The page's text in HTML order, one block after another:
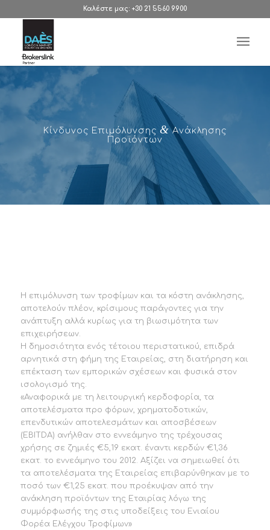
Καλέστε μας: +30 21 5560 9900
Kίνδυνος Επιμόλυνσης &Aνάκλησης
Προϊόντων
Η επιμόλυνση των τροφίμων και τα κόστη ανάκλησης,
αποτελούν πλέον, κρίσιμους παράγοντες για την
ανάπτυξη αλλά κυρίως για τη βιωσιμότητα των
επιχειρήσεων.
Η δημοσιότητα ενός τέτοιου περιστατικού, επιδρά
αρνητικά στη φήμη της Εταιρείας, στη διατήρηση και
επέκταση των εμπορικών σχέσεων και φυσικά στον
ισολογισμό της.
«Αναφορικά με τη λειτουργική κερδοφορία, τα
αποτελέσματα προ φόρων, χρηματοδοτικών,
επενδυτικών αποτελεσμάτων και αποσβέσεων
(EBITDA) ανήλθαν στο εννεάμηνο της τρέχουσας
χρήσης σε ζημιές €5,19 εκατ. έναντι κερδών €1,36
εκατ. το εννεάμηνο του 2012. Αξίζει να σημειωθεί ότι
τα αποτελέσματα της Εταιρείας επιβαρύνθηκαν με το
ποσό των €1,25 εκατ. που προέκυψαν από την
ανάκληση προϊόντων της Εταιρίας λόγω της
συμμόρφωσής της στις υποδείξεις του Ενιαίου
Φορέα Ελέγχου Τροφίμων»